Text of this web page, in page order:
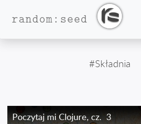
random:seed
#Składnia
Poczytaj mi Clojure, cz.3